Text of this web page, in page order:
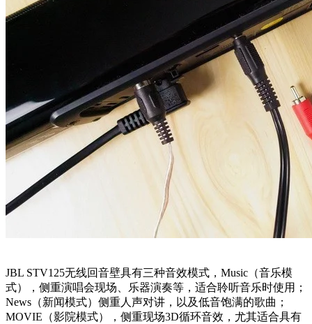
JBL STV125无线回音壁具有三种音效模式，Music（音乐模
式），侧重演唱会现场、乐器演奏等，适合聆听音乐时使用；
News（新闻模式）侧重人声对讲，以及低音饱满的歌曲；
MOVIE（影院模式），侧重现场3D循环音效，尤其适合具有